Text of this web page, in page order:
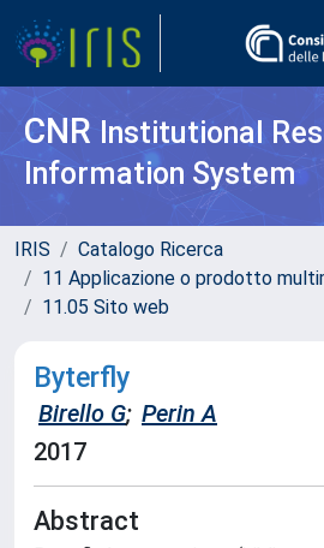
CNR Institutional
Information System
IRIS
Catalogo Ricerca
11 Applicazione o prodotto
11.05 Sito web
Byterfly
Birello G; Perin A
2017
Abstract